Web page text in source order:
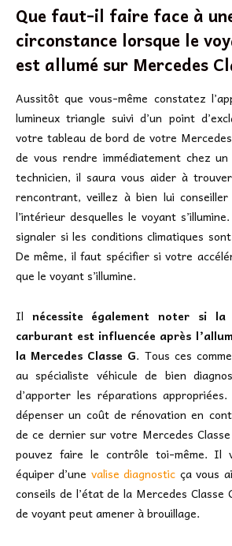
Que faut-il faire face à
circonstance lorsque le
est allumé sur Mercedes
Aussitôt que vous-même constatez
lumineux triangle suivi d’un point
votre tableau de bord de votre Mercedes
de vous rendre immédiatement chez
technicien, il saura vous aider à
rencontrant, veillez à bien lui
l’intérieur desquelles le voyant
signaler si les conditions climatiques
De même, il faut spécifier si votre
que le voyant s’illumine.
Il nécessite également noter si la
carburant est influencée après
la Mercedes Classe G. Tous ces
au spécialiste véhicule de bien
d’apporter les réparations
dépenser un coût de rénovation en
de ce dernier sur votre Mercedes Classe
pouvez faire le contrôle toi-même. Il
équiper d’une valise diagnostic ça vous
conseils de l’état de la Mercedes Classe
de voyant peut amener à brouillage.